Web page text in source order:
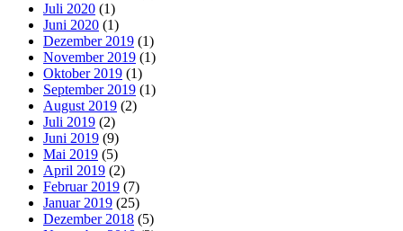
Juli 2020 (1)
Juni 2020 (1)
Dezember 2019 (1)
November 2019 (1)
Oktober 2019 (1)
September 2019 (1)
August 2019 (2)
Juli 2019 (2)
Juni 2019 (9)
Mai 2019 (5)
April 2019 (2)
Februar 2019 (7)
Januar 2019 (25)
Dezember 2018 (5)